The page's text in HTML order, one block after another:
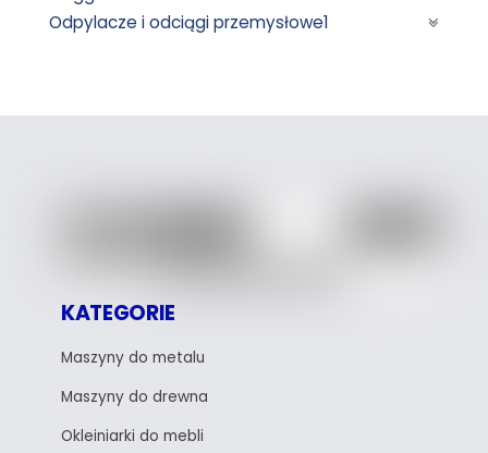
Odpylacze i odciągi przemysłowe1
KATEGORIE
Maszyny do metalu
Maszyny do drewna
Okleiniarki do mebli